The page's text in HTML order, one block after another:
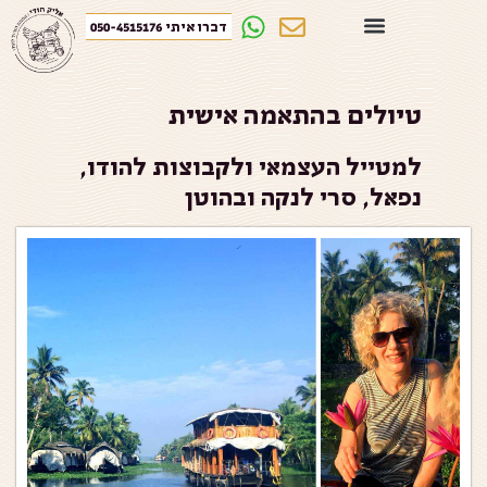
דברו איתי 050-4515176
טיולים בהתאמה אישית
למטייל העצמאי ולקבוצות להודו,
נפאל, סרי לנקה ובהוטן